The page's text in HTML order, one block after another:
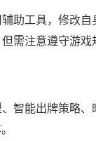
助工具，修改
需注意遵守游戏
智能出牌策略